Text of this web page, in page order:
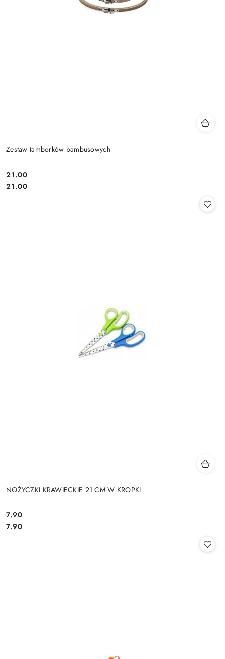
Zestaw tamborków bambusowych
Cena:
21.00
Cena:
21.00
NOŻYCZKI KRAWIECKIE 21 CM W KROPKI
Cena:
7.90
Cena:
7.90